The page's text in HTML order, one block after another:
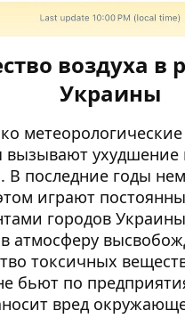
воздуха в
Украины
ухудшение
В последние годы
играют
городов
атмосферу
токсичных
бьют по
вред